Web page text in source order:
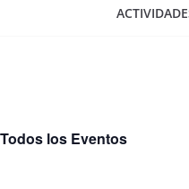
los Eventos